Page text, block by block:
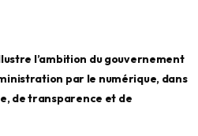
l’ambition du gouvernement
par le numérique, dans
de transparence et de